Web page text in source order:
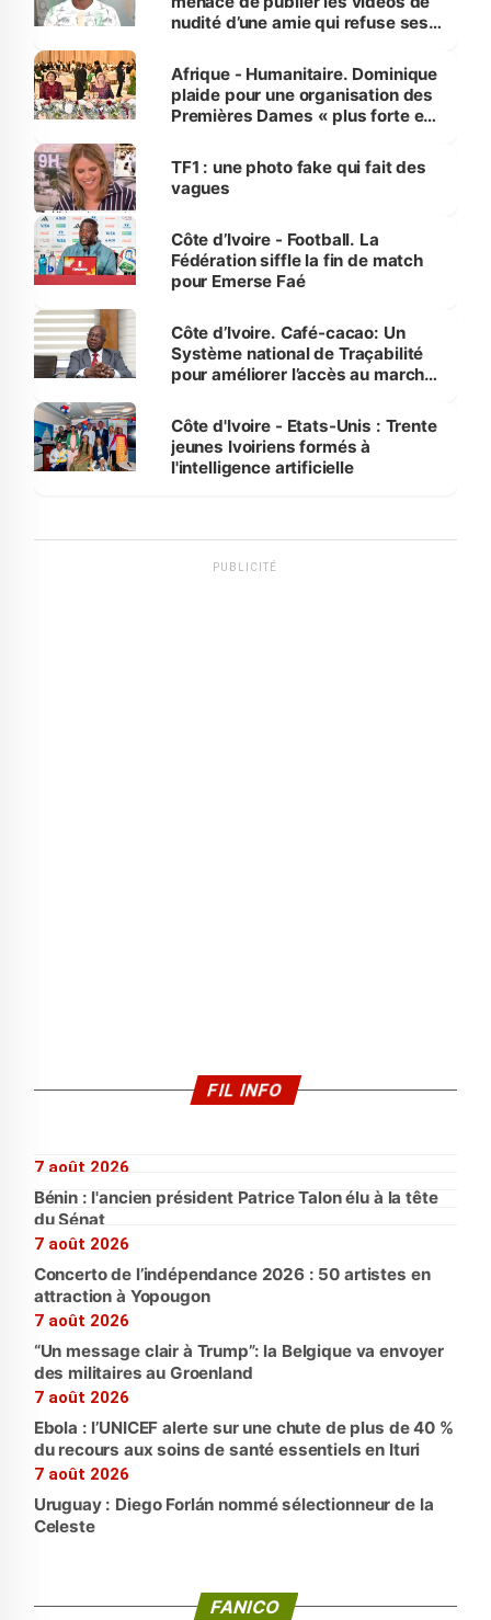
nudité d’une amie qui refuse ses
Afrique - Humanitaire. Dominique
plaide pour une organisation des
Premières Dames « plus forte et
sur la scène internationale »
TF1 : une photo fake qui fait des
vagues
Côte d’Ivoire - Football. La
Fédération siffle la fin de match
pour Emerse Faé
Côte d’Ivoire. Café-cacao: Un
Système national de Traçabilité
pour améliorer l’accès au marché
Côte d'Ivoire - Etats-Unis : Trente
jeunes Ivoiriens formés à
l'intelligence artificielle
PUBLICITÉ
FIL INFO
7 août 2026
Bénin : l'ancien président Patrice Talon élu à la tête
du Sénat
7 août 2026
Concerto de l’indépendance 2026 : 50 artistes en
attraction à Yopougon
7 août 2026
“Un message clair à Trump”: la Belgique va envoyer
des militaires au Groenland
7 août 2026
Ebola : l’UNICEF alerte sur une chute de plus de 40 %
du recours aux soins de santé essentiels en Ituri
7 août 2026
Uruguay : Diego Forlán nommé sélectionneur de la
Celeste
FANICO